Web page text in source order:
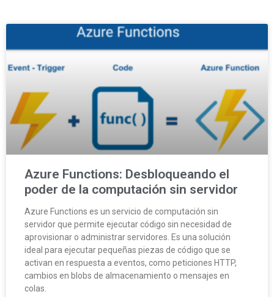
Azure Functions: Desbloqueando el
poder de la computación sin servidor
Azure Functions es un servicio de computación sin
servidor que permite ejecutar código sin necesidad de
aprovisionar o administrar servidores. Es una solución
ideal para ejecutar pequeñas piezas de código que se
activan en respuesta a eventos, como peticiones HTTP,
cambios en blobs de almacenamiento o mensajes en
colas.